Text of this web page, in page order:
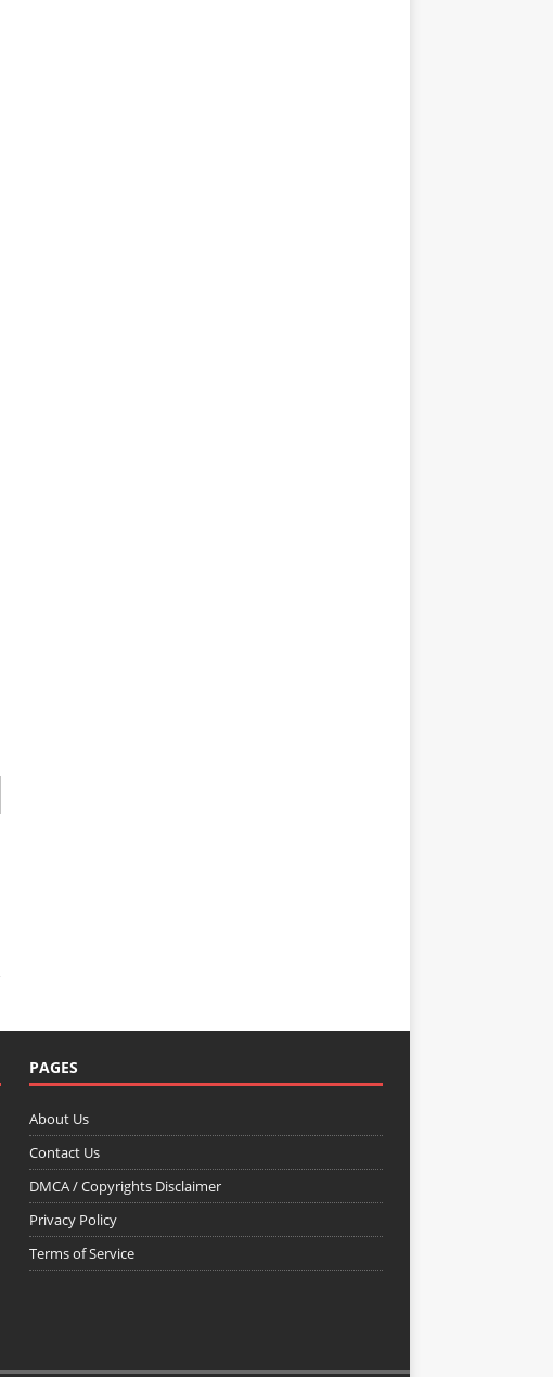
PAGES
About Us
Contact Us
DMCA / Copyrights Disclaimer
Privacy Policy
Terms of Service